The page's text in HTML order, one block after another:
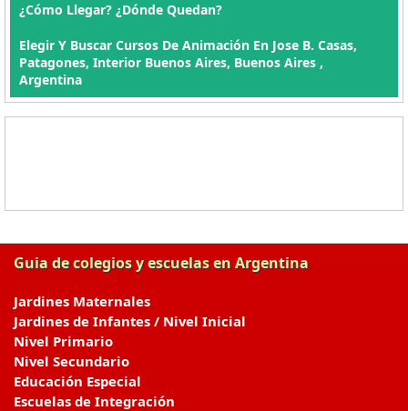
¿Cómo Llegar? ¿Dónde Quedan?
Elegir Y Buscar Cursos De Animación En Jose B. Casas,
Patagones, Interior Buenos Aires, Buenos Aires ,
Argentina
Guia de colegios y escuelas en Argentina
Jardines Maternales
Jardines de Infantes / Nivel Inicial
Nivel Primario
Nivel Secundario
Educación Especial
Escuelas de Integración